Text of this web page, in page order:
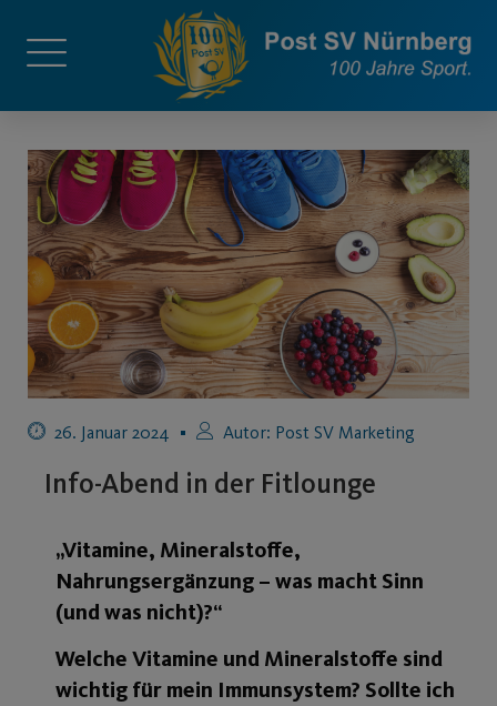
26. Januar 2024 Autor: Post SV Marketing
Info-Abend in der Fitlounge
„Vitamine, Mineralstoffe,
Nahrungsergänzung – was macht Sinn
(und was nicht)?“
Welche Vitamine und Mineralstoffe sind
wichtig für mein Immunsystem? Sollte ich